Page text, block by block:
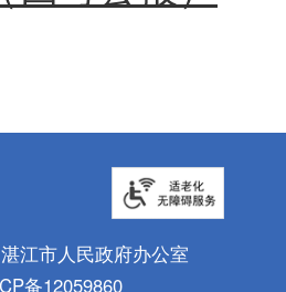
江市人民政府办公室
备12059860